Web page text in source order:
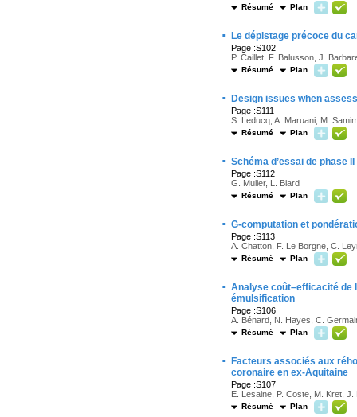
Résumé Plan
· Le dépistage précoce du
Page :S102
P. Caillet, F. Balusson, J.
Résumé Plan
· Design issues when
Page :S111
S. Leducq, A. Maruani, M.
Résumé Plan
· Schéma d’essai de phase
Page :S112
G. Mulier, L. Biard
Résumé Plan
· G-computation et
Page :S113
A. Chatton, F. Le Borgne, C.
Résumé Plan
· Analyse coût–efficacité de
émulsification
Page :S106
A. Bénard, N. Hayes, C.
Résumé Plan
·
Facteurs associés aux
coronaire en ex-Aquitaine
Page :S107
E. Lesaine, P. Coste, M. Kret,
Résumé Plan